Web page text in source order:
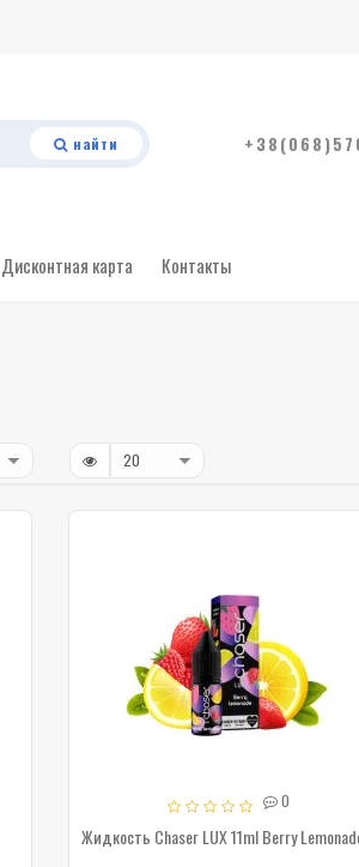
найти
Дисконтная карта Контакты
0
Жидкость Chaser LUX 11ml Berry